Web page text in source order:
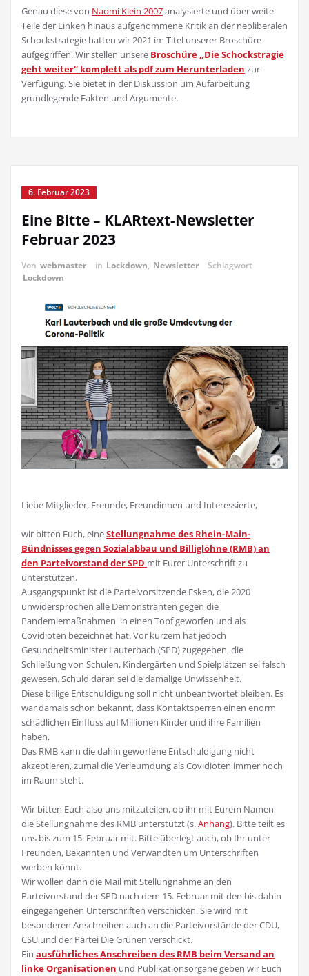
Genau diese von Naomi Klein 2007analysierte und über weite
Teile der Linken hinaus aufgenommene Kritik an der neoliberalen
Schockstrategie hatten wir 2021 im Titel unserer Broschüre
aufgegriffen. Wir stellen unsere Broschüre „Die Schockstragie
geht weiter“ komplett als pdf zum Herunterladen zur
Verfügung. Sie bietet in der Diskussion um Aufarbeitung
grundlegende Fakten und Argumente.
6. Februar 2023
Eine Bitte – KLARtext-Newsletter
Februar 2023
Von webmaster in Lockdown, Newsletter
Schlagwort
Lockdown
Liebe Mitglieder, Freunde, Freundinnen und Interessierte,
wir bitten Euch, eineStellungnahme des Rhein-Main-
Bündnisses gegen Sozialabbau und Billiglöhne (RMB) an
den Parteivorstand der SPD mit Eurer Unterschrift zu
unterstützen.
Ausgangspunkt ist die Parteivorsitzende Esken, die 2020
unwidersprochen alle Demonstranten gegen die
Pandemiemaßnahmen in einen Topf geworfen und als
Covidioten bezeichnet hat. Vor kurzem hat jedoch
Gesundheitsminister Lauterbach (SPD) zugegeben, die
Schließung von Schulen, Kindergärten und Spielplätzen sei falsch
gewesen. Schuld daran sei die damalige Unwissenheit.
Diese billige Entschuldigung soll nicht unbeantwortet bleiben. Es
war damals schon bekannt, dass Kontaktsperren einen enorm
schädlichen Einfluss auf Millionen Kinder und ihre Familien
haben.
Das RMB kann die dahin geworfene Entschuldigung nicht
akzeptieren, zumal die Verleumdung als Covidioten immer noch
im Raum steht.
Wir bitten Euch also uns mitzuteilen, ob ihr mit Eurem Namen
die Stellungnahme des RMB unterstützt (s.Anhang). Bitte teilt es
uns bis zum 15. Februar mit. Bitte überlegt auch, ob Ihr unter
Freunden, Bekannten und Verwandten um Unterschriften
werben könnt.
Wir wollen dann die Mail mit Stellungnahme an den
Parteivorstand der SPD nach dem 15. Februar mit den bis dahin
eingegangenen Unterschriften verschicken. Sie wird mit
besonderen Anschreiben auch an die Parteivorstände der CDU,
CSU und der Partei Die Grünen verschickt.
Ein ausführliches Anschreiben des RMB beim Versand an
linke Organisationen und Publikationsorgane geben wir Euch